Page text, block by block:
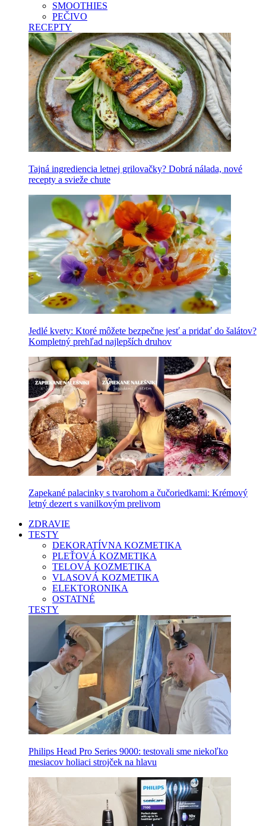
SMOOTHIES
PEČIVO
RECEPTY
Tajná ingrediencia letnej grilovačky? Dobrá nálada, nové
recepty a svieže chute
Jedlé kvety: Ktoré môžete bezpečne jesť a pridať do šalátov?
Kompletný prehľad najlepších druhov
Zapekané palacinky s tvarohom a čučoriedkami: Krémový
letný dezert s vanilkovým prelivom
ZDRAVIE
TESTY
DEKORATÍVNA KOZMETIKA
PLEŤOVÁ KOZMETIKA
TELOVÁ KOZMETIKA
VLASOVÁ KOZMETIKA
ELEKTORONIKA
OSTATNÉ
TESTY
Philips Head Pro Series 9000: testovali sme niekoľko
mesiacov holiaci strojček na hlavu